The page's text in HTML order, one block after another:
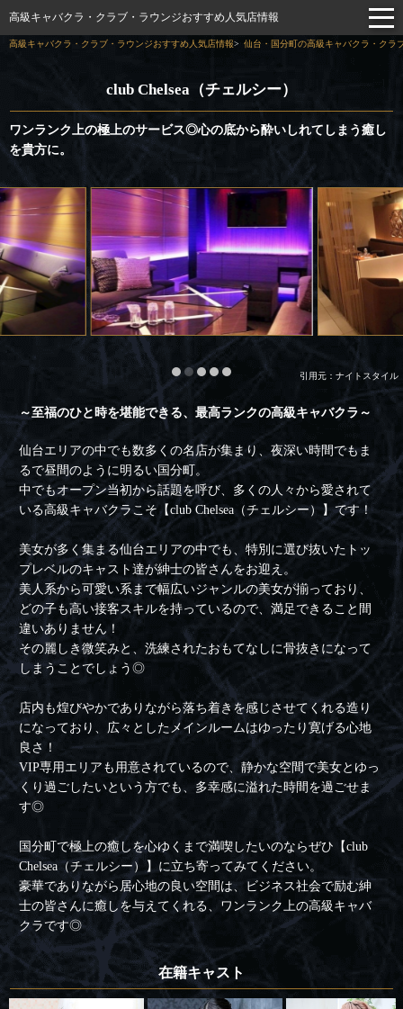
高級キャバクラ・クラブ・ラウンジおすすめ人気店情報
高級キャバクラ・クラブ・ラウンジおすすめ人気店情報 仙台・国分町の高級キャバクラ・クラ
club Chelsea（チェルシー）
ワンランク上の極上のサービス◎心の底から酔いしれてしまう癒し
を貴方に。
引用元：ナイトスタイル
～至福のひと時を堪能できる、最高ランクの高級キャバクラ～
仙台エリアの中でも数多くの名店が集まり、夜深い時間でもま
るで昼間のように明るい国分町。
中でもオープン当初から話題を呼び、多くの人々から愛されて
いる高級キャバクラこそ【club Chelsea（チェルシー）】です！
美女が多く集まる仙台エリアの中でも、特別に選び抜いたトッ
プレベルのキャスト達が紳士の皆さんをお迎え。
美人系から可愛い系まで幅広いジャンルの美女が揃っており、
どの子も高い接客スキルを持っているので、満足できること間
違いありません！
その麗しき微笑みと、洗練されたおもてなしに骨抜きになって
しまうことでしょう◎
店内も煌びやかでありながら落ち着きを感じさせてくれる造り
になっており、広々としたメインルームはゆったり寛げる心地
良さ！
VIP専用エリアも用意されているので、静かな空間で美女とゆっ
くり過ごしたいという方でも、多幸感に溢れた時間を過ごせま
す◎
国分町で極上の癒しを心ゆくまで満喫したいのならぜひ【club
Chelsea（チェルシー）】に立ち寄ってみてください。
豪華でありながら居心地の良い空間は、ビジネス社会で励む紳
士の皆さんに癒しを与えてくれる、ワンランク上の高級キャバ
クラです◎
在籍キャスト